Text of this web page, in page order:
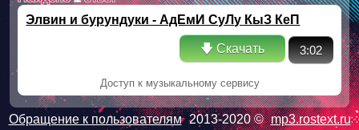
Элвин и бурундуки - АдЕмИ СуЛу КыЗ КеП
🡇 Скачать 3:02
Доступ к музыкальному сервису
Обращение к пользователям 2013-2020 © mp3.rostext.ru